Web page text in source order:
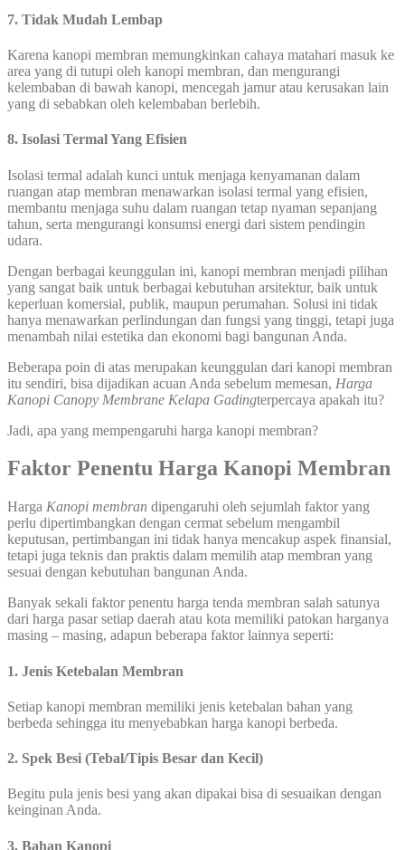
7. Tidak Mudah Lembap
Karena kanopi membran memungkinkan cahaya matahari masuk ke
area yang di tutupi oleh kanopi membran, dan mengurangi
kelembaban di bawah kanopi, mencegah jamur atau kerusakan lain
yang di sebabkan oleh kelembaban berlebih.
8. Isolasi Termal Yang Efisien
Isolasi termal adalah kunci untuk menjaga kenyamanan dalam
ruangan atap membran menawarkan isolasi termal yang efisien,
membantu menjaga suhu dalam ruangan tetap nyaman sepanjang
tahun, serta mengurangi konsumsi energi dari sistem pendingin
udara.
Dengan berbagai keunggulan ini, kanopi membran menjadi pilihan
yang sangat baik untuk berbagai kebutuhan arsitektur, baik untuk
keperluan komersial, publik, maupun perumahan. Solusi ini tidak
hanya menawarkan perlindungan dan fungsi yang tinggi, tetapi juga
menambah nilai estetika dan ekonomi bagi bangunan Anda.
Beberapa poin di atas merupakan keunggulan dari kanopi membran
itu sendiri, bisa dijadikan acuan Anda sebelum memesan, Harga
Kanopi Canopy Membrane Kelapa Gadingterpercaya apakah itu?
Jadi, apa yang mempengaruhi harga kanopi membran?
Faktor Penentu Harga Kanopi Membran
Harga Kanopi membran dipengaruhi oleh sejumlah faktor yang
perlu dipertimbangkan dengan cermat sebelum mengambil
keputusan, pertimbangan ini tidak hanya mencakup aspek finansial,
tetapi juga teknis dan praktis dalam memilih atap membran yang
sesuai dengan kebutuhan bangunan Anda.
Banyak sekali faktor penentu harga tenda membran salah satunya
dari harga pasar setiap daerah atau kota memiliki patokan harganya
masing – masing, adapun beberapa faktor lainnya seperti:
1. Jenis Ketebalan Membran
Setiap kanopi membran memiliki jenis ketebalan bahan yang
berbeda sehingga itu menyebabkan harga kanopi berbeda.
2. Spek Besi (Tebal/Tipis Besar dan Kecil)
Begitu pula jenis besi yang akan dipakai bisa di sesuaikan dengan
keinginan Anda.
3. Bahan Kanopi